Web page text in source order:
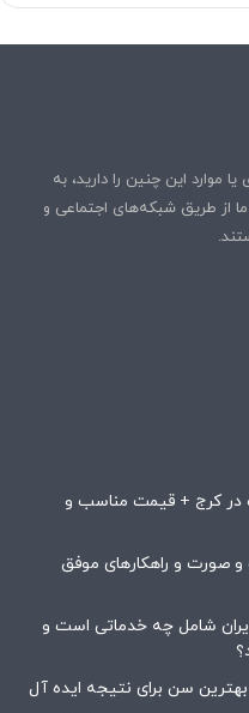
موارد این چنین را دارید، به
از طریق شبکه‌های اجتماعی و
در کرج + قیمت مناسب و
صورت و راهکارهای موفق
شامل چه خدماتی است و
سن برای نتیجه ایده آل